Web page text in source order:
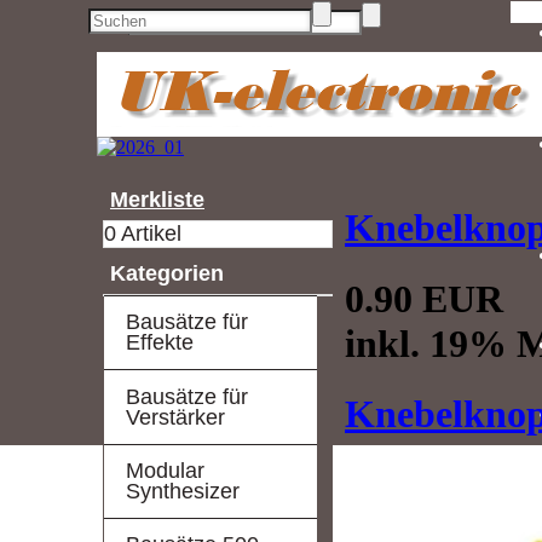
0.90 EUR
inkl. 19%
Merkliste
0 Artikel
Kategorien
Bausätze für
Effekte
Bausätze für
Verstärker
Modular
Synthesizer